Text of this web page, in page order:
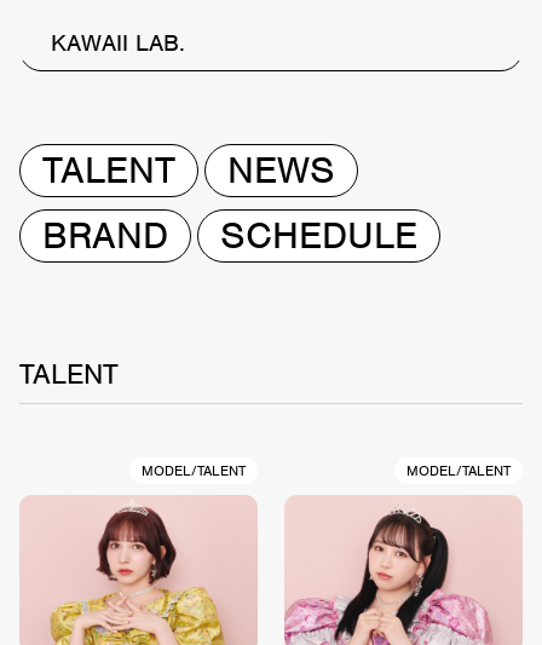
KAWAII LAB.
TALENT
NEWS
BRAND
SCHEDULE
TALENT
MODEL/TALENT MODEL/TALENT